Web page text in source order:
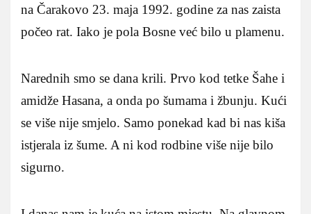
na Čarakovo 23. maja 1992. godine za nas zaista
počeo rat. Iako je pola Bosne već bilo u plamenu.
Narednih smo se dana krili. Prvo kod tetke Šahe i
amidže Hasana, a onda po šumama i žbunju. Kući
se više nije smjelo. Samo ponekad kad bi nas kiša
istjerala iz šume. A ni kod rodbine više nije bilo
sigurno.